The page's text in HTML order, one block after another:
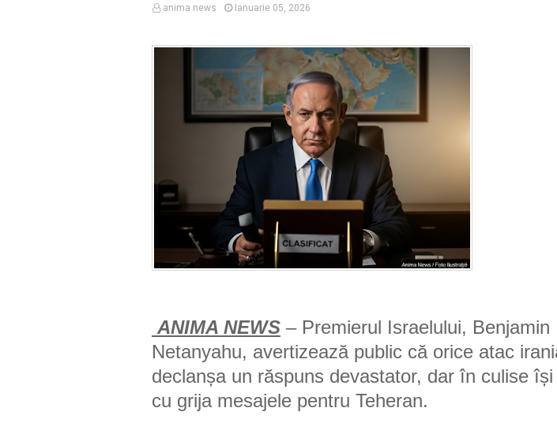
anima news Ianuarie 05, 2026
ANIMA NEWS – Premierul Israelului, Benjamin
Netanyahu, avertizează public că orice atac
declanșa un răspuns devastator, dar în culise
cu grija mesajele pentru Teheran.